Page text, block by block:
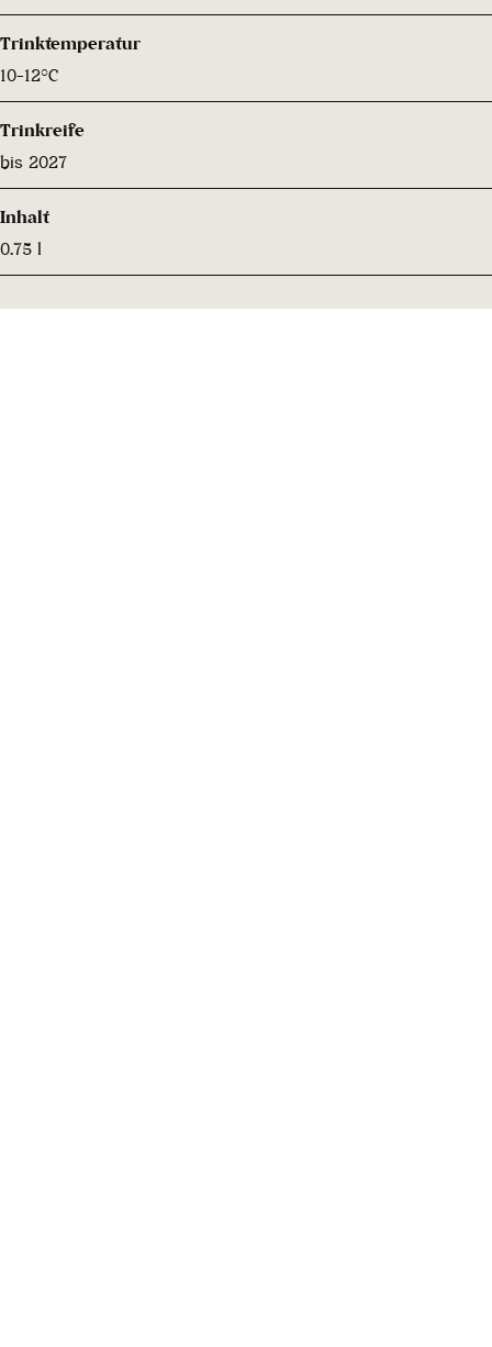
Trinktemperatur
10-12°C
Trinkreife
bis 2027
Inhalt
0.75 l